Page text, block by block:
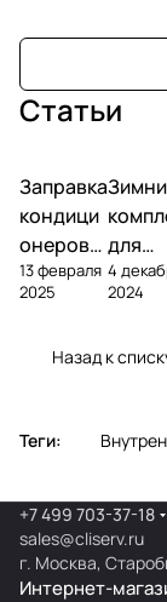
Статьи
Заправка
кондици
онеров
фреоном
13 февраля
2025
для
онера
4
2024
Назад к
Теги:
+7 499 703-37-18
sales@cliserv.ru
г. Москва,
Интернет-